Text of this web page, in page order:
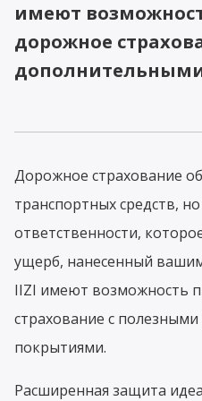
имеют
дорожное
Дорожное страхование
транспортных средств,
ответственности,
ущерб, нанесенный
IIZI имеют возможность
страхование с
покрытиями.
Расширенная защита